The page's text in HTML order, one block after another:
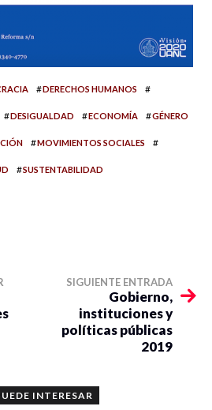
#DERECHOS HUMANOS #
#DESIGUALDAD #ECONOMÍA #GÉNERO
#MOVIMIENTOS SOCIALES #
#SUSTENTABILIDAD
SIGUIENTE ENTRADA
Gobierno,
instituciones y
políticas públicas
2019
INTERESAR